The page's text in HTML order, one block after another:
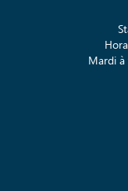
Mardi